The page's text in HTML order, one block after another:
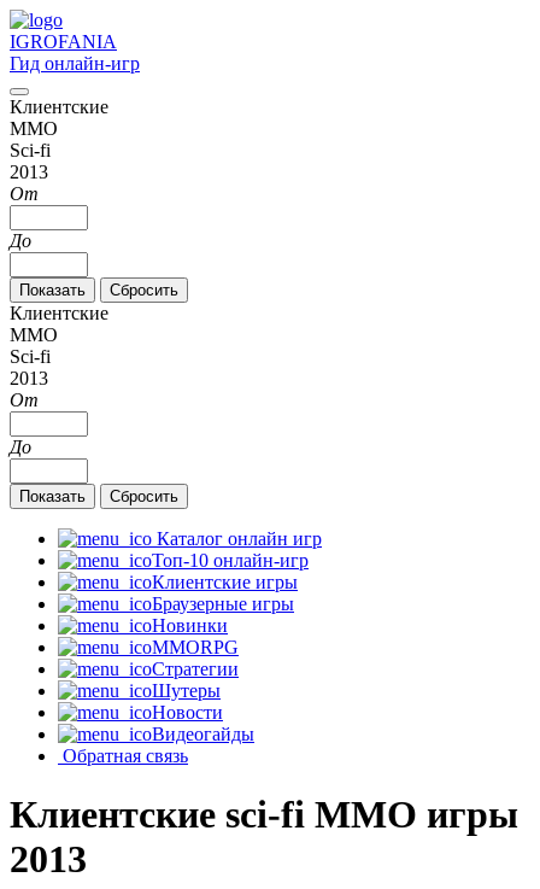
IGROFANIA
Гид онлайн-игр
Клиентские
MMO
Sci-fi
2013
От
До
Клиентские
MMO
Sci-fi
2013
От
До
Каталог онлайн игр
Топ-10 онлайн-игр
Клиентские игры
Браузерные игры
Новинки
MMORPG
Стратегии
Шутеры
Новости
Видеогайды
Обратная связь
Клиентские sci-fi MMO игры
2013